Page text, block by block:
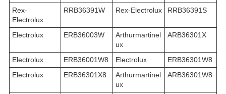
Rex-
Electrolux
RRB36391W Rex-Electrolux RRB36391S
Electrolux ERB36003W
Arthurmartinel
ux
ARB36301X
Electrolux ERB36001W8 Electrolux
ERB36301W8
Electrolux
ERB36301X8
Arthurmartinel
ux
ARB36301W8